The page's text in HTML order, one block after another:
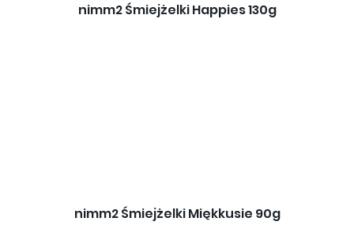
nimm2 Śmiejżelki Happies 130g
nimm2 Śmiejżelki Miękkusie 90g